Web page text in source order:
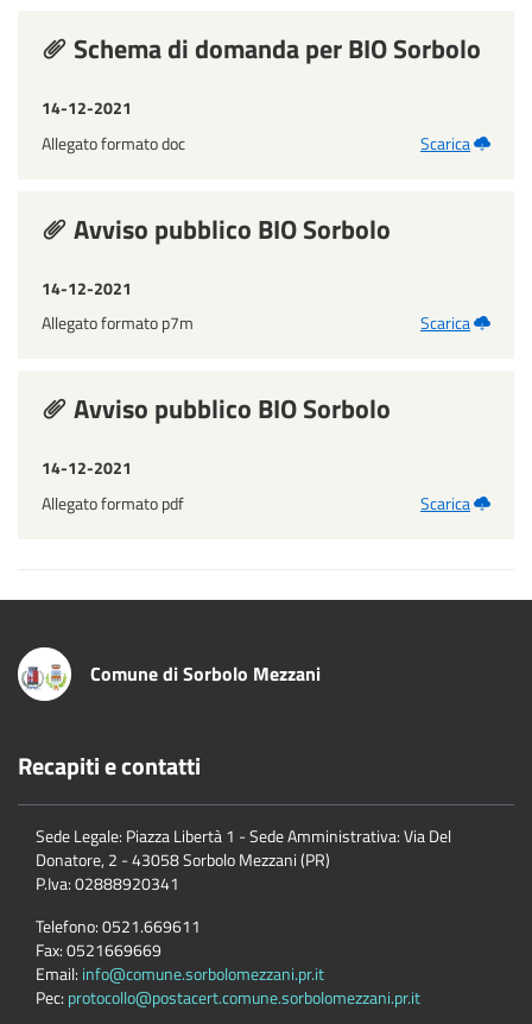
Schema di domanda per BIO Sorbolo
14-12-2021
Allegato formato doc
Scarica
Avviso pubblico BIO Sorbolo
14-12-2021
Allegato formato p7m
Scarica
Avviso pubblico BIO Sorbolo
14-12-2021
Allegato formato pdf
Scarica
Comune di Sorbolo Mezzani
Recapiti e contatti
Sede Legale: Piazza Libertà 1 - Sede Amministrativa: Via Del
Donatore, 2 - 43058 Sorbolo Mezzani (PR)
P.Iva:02888920341
Telefono:0521.669611
Fax:0521669669
Email: info@comune.sorbolomezzani.pr.it
Pec: protocollo@postacert.comune.sorbolomezzani.pr.it